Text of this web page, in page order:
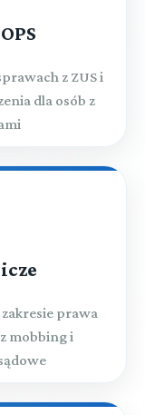
z ZUS i
dla osób z
prawa
mobbing i